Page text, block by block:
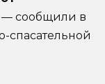
— сообщили в
спасательной